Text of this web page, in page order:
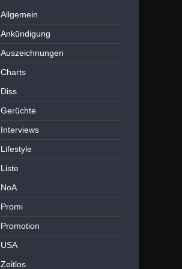
Allgemein
Ankündigung
Auszeichnungen
Charts
Diss
Gerüchte
Interviews
Lifestyle
Liste
NoA
Promi
Promotion
USA
Zeitlos